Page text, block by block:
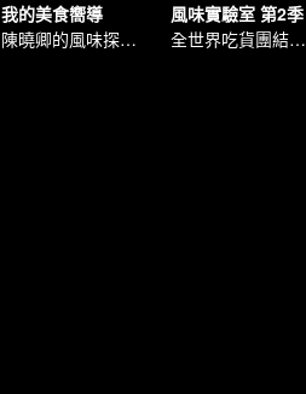
我的美食嚮導
陳曉卿的風味探索之旅
風味實驗室 第2季
全世界吃貨團結起來